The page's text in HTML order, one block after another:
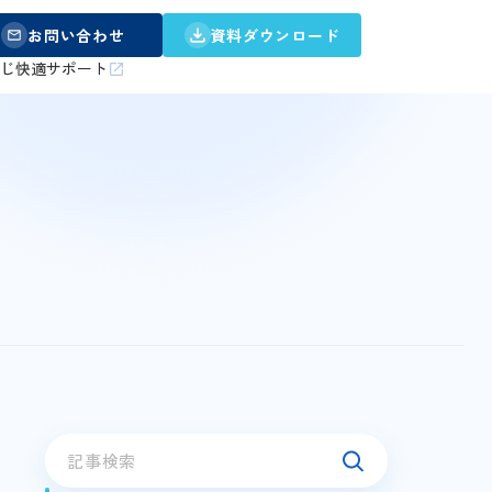
お問い合わせ
資料ダウンロード
快適サポート